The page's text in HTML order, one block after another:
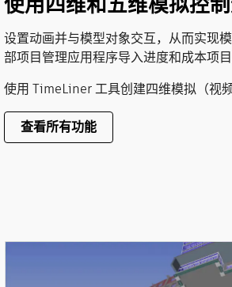
设置动画并与模型对象交互，从而实现
部项目管理应用程序导入进度和成本项目
使用 TimeLiner 工具创建四维模拟（视频
查看所有功能